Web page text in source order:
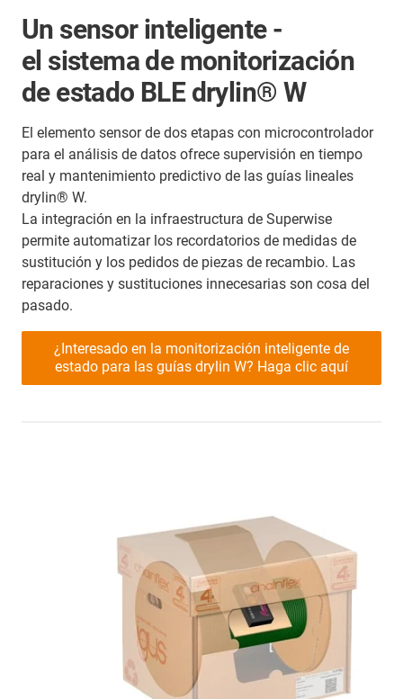
Un sensor inteligente -
el sistema de monitorización
de estado BLE drylin® W
El elemento sensor de dos etapas con microcontrolador
para el análisis de datos ofrece supervisión en tiempo
real y mantenimiento predictivo de las guías lineales
drylin® W.
La integración en la infraestructura de Superwise
permite automatizar los recordatorios de medidas de
sustitución y los pedidos de piezas de recambio. Las
reparaciones y sustituciones innecesarias son cosa del
pasado.
¿Interesado en la monitorización inteligente de
estado para las guías drylin W? Haga clic aquí